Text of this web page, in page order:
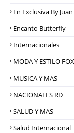
En Exclusiva By
Encanto Butterfly
Internacionales
MODA Y ESTILO FOX
MUSICA Y MAS
NACIONALES RD
SALUD Y MAS
Salud Internacional